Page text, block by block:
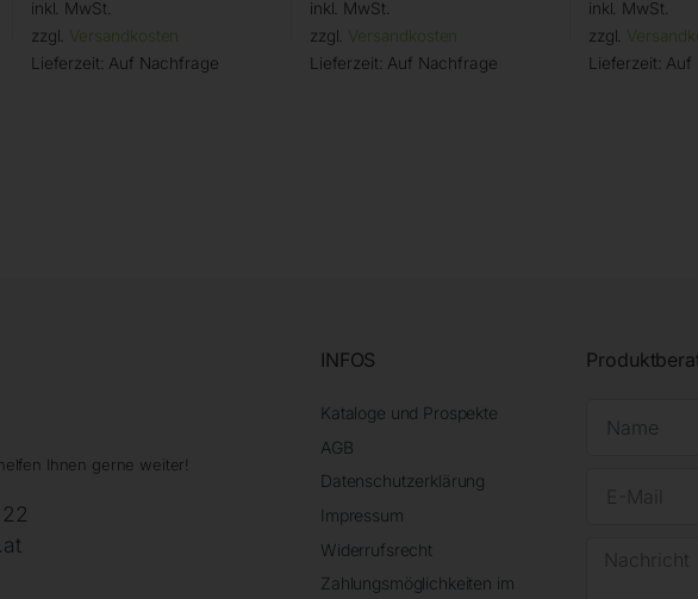
inkl. MwSt.
zzgl. Versandkosten
Lieferzeit: Auf Nachfrage
inkl. MwSt.
zzgl. Versandkosten
Lieferzeit: Auf Nachfrage
inkl. MwSt.
zzgl.
Lieferzeit: Auf
Ihnen gerne weiter!
INFOS
Kataloge und Prospekte
AGB
Datenschutzerklärung
Impressum
Widerrufsrecht
Zahlungsmöglichkeiten im